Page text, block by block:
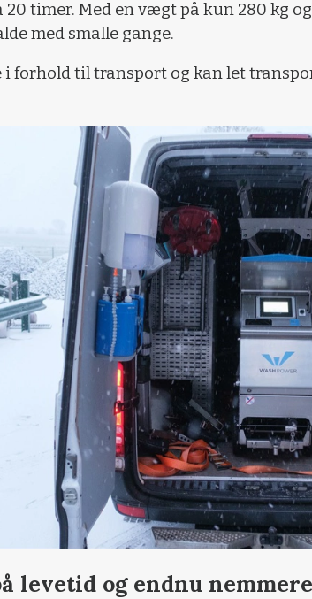
timer. Med en vægt på kun 280 kg
med smalle gange.
forhold til transport og kan let
levetid og endnu